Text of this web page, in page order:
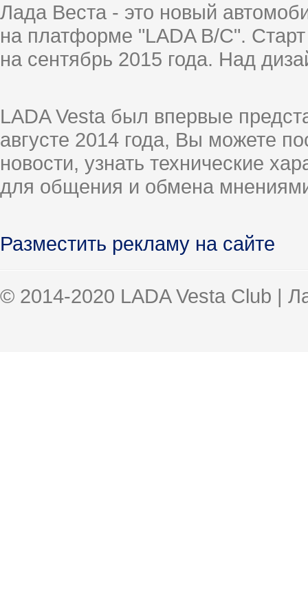
Лада Веста - это новый
на платформе "LADA B/C".
на сентябрь 2015 года. Над
LADA Vesta был впервые
августе 2014 года, Вы можете
новости, узнать технические
для общения и обмена
Разместить рекламу на сайте
© 2014-2020 LADA Vesta Club |